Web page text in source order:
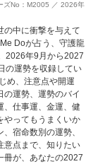
ズNo：M2005 ／ 2026年
の中に衝撃を与えて
Doが占う、守護龍
2026年9月から2027
の運勢を収録してい
め、注意点や開運
の運勢、運勢のバイ
、仕事運、金運、健
やってもうまくいか
宿命数別の運勢、
意点まで、知りたい
冊が、あなたの2027